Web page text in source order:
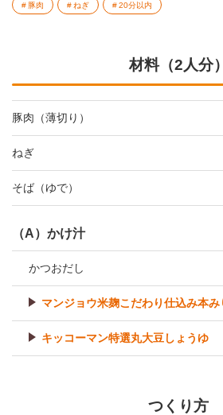
豚肉 ねぎ 20分以内
材料（2人分）
豚肉（薄切り）
ねぎ
そば（ゆで）
（A）かけ汁
かつおだし
マンジョウ米麹こだわり仕込み本み
キッコーマン特選丸大豆しょうゆ
つくり方